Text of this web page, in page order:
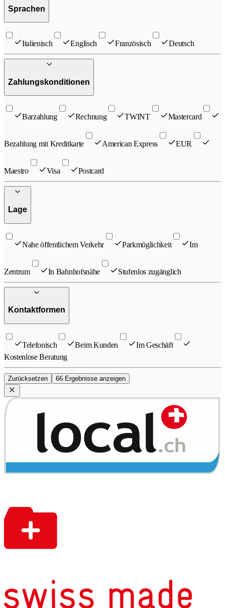
Sprachen
Italienisch Englisch Französisch Deutsch
Zahlungskonditionen
Barzahlung Rechnung TWINT Mastercard
Bezahlung mit Kreditkarte American Express EUR
Maestro Visa Postcard
Lage
Nahe öffentlichem Verkehr Parkmöglichkeit Im
Zentrum In Bahnhofsnähe Stufenlos zugänglich
Kontaktformen
Telefonisch Beim Kunden
Im Geschäft
Kostenlose Beratung
Zurücksetzen 66 Ergebnisse anzeigen